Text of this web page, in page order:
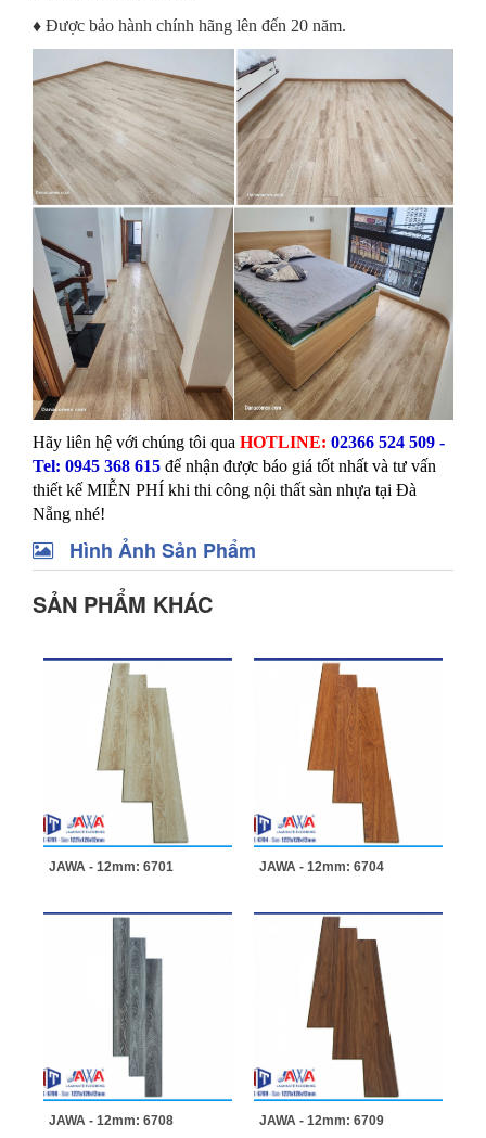
♦ Được bảo hành chính hãng lên đến 20 năm.
Hãy liên hệ với chúng tôi qua HOTLINE: 02366 524 509 -
Tel: 0945 368 615 để nhận được báo giá tốt nhất và tư vấn
thiết kế MIỄN PHÍ khi thi công nội thất sàn nhựa tại Đà
Nẵng nhé!
Hình Ảnh Sản Phẩm
SẢN PHẨM KHÁC
JAWA - 12mm: 6701 JAWA - 12mm: 6704
JAWA - 12mm: 6708 JAWA - 12mm: 6709